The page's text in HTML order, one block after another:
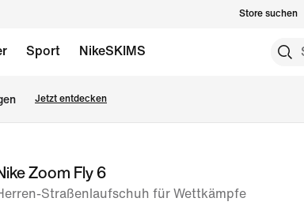
Store suchen
Sport NikeSKIMS
Jetzt entdecken
Zoom Fly 6
Straßenlaufschuh für Wettkämpfe